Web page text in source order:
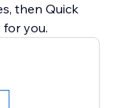
then Quick
you.